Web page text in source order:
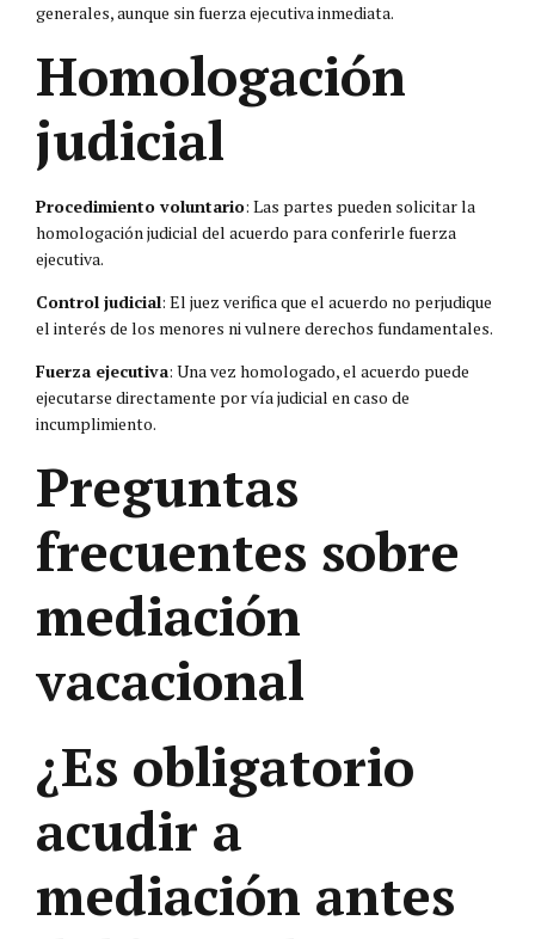
generales, aunque sin fuerza ejecutiva inmediata.
Homologación
judicial
Procedimiento voluntario: Las partes pueden solicitar la
homologación judicial del acuerdo para conferirle fuerza
ejecutiva.
Control judicial: El juez verifica que el acuerdo no perjudique
el interés de los menores ni vulnere derechos fundamentales.
Fuerza ejecutiva: Una vez homologado, el acuerdo puede
ejecutarse directamente por vía judicial en caso de
incumplimiento.
Preguntas
frecuentes sobre
mediación
vacacional
¿Es obligatorio
acudir a
mediación antes